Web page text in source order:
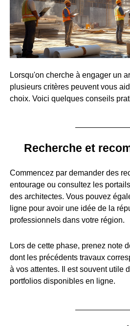
Lorsqu'on cherche à engager un
plusieurs critères peuvent vous
choix. Voici quelques conseils
Recherche et
Commencez par demander des
entourage ou consultez les
des architectes. Vous pouvez
ligne pour avoir une idée de la
professionnels dans votre région.
Lors de cette phase, prenez note
dont les précédents travaux
à vos attentes. Il est souvent utile
portfolios disponibles en ligne.